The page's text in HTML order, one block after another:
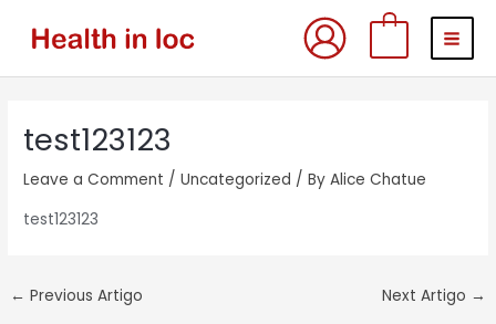
test123123
Leave a Comment /Uncategorized / ByAlice Chatue
test123123
navigation
← Previous Artigo Next Artigo →